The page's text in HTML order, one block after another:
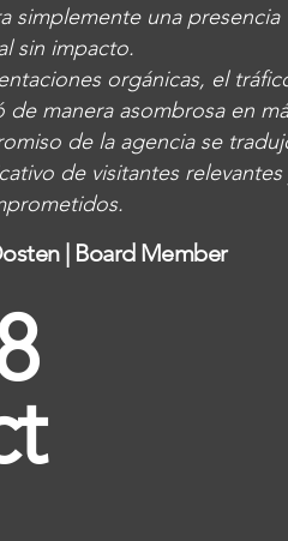
simplemente una presencia
sin impacto.
orgánicas, el
manera asombrosa en
de la agencia se
de visitantes relevantes
| Board Member